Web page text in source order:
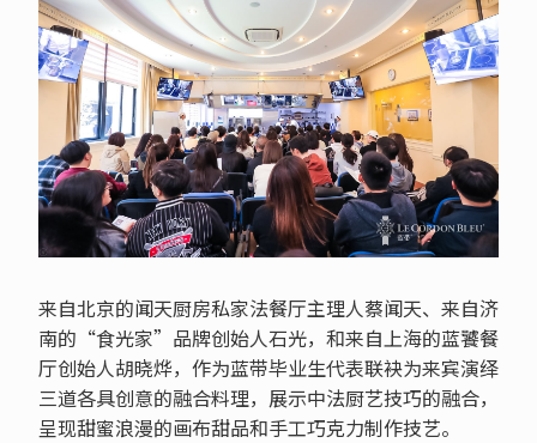
来自北京的闻天厨房私家法餐厅主理人蔡闻天、来自济
南的“食光家”品牌创始人石光，和来自上海的蓝饕餐
厅创始人胡晓烨，作为蓝带毕业生代表联袂为来宾演绎
三道各具创意的融合料理，展示中法厨艺技巧的融合，
呈现甜蜜浪漫的画布甜品和手工巧克力制作技艺。